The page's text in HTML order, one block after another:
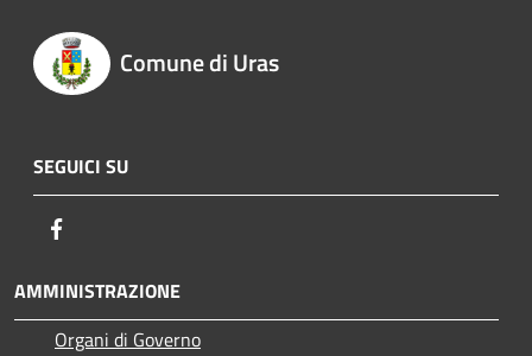
Comune di Uras
SEGUICI SU
AMMINISTRAZIONE
Organi di Governo